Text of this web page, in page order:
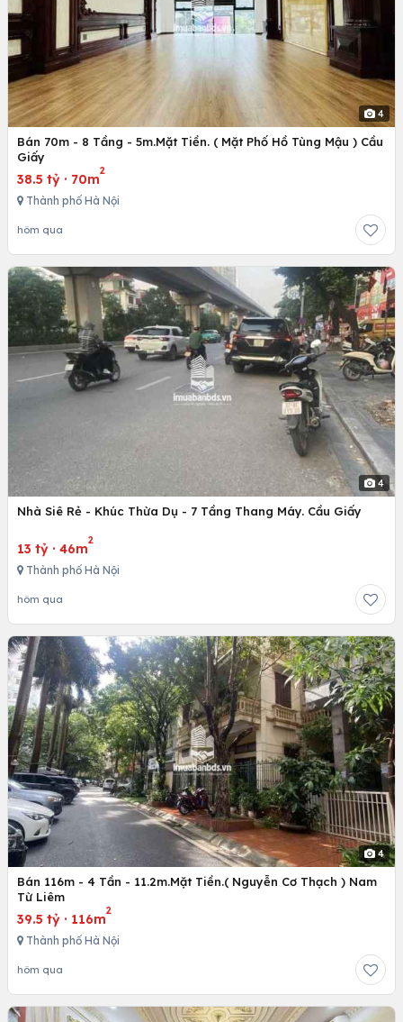
4
Bán 70m - 8 Tầng - 5m.Mặt Tiền. ( Mặt Phố Hồ Tùng Mậu ) Cầu
Giấy
38.5 tỷ · 70m
2
Thành phố Hà Nội
hôm qua
4
Nhà Siê Rẻ - Khúc Thừa Dụ - 7 Tầng Thang Máy. Cầu Giấy
13 tỷ · 46m
2
Thành phố Hà Nội
hôm qua
4
Bán 116m - 4 Tần - 11.2m.Mặt Tiền.( Nguyễn Cơ Thạch ) Nam
Từ Liêm
39.5 tỷ · 116m
2
Thành phố Hà Nội
hôm qua